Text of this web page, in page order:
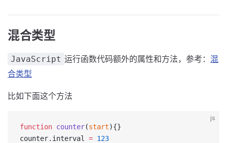
混合类型
JavaScript 运行函数代码额外的属性和方法，参考： 混
合类型
比如下面这个方法
js
function counter(start){}
counter.interval = 123